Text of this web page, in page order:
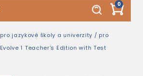
0
pro jazykové školy a univerzity / pro
Evolve 1 Teacher's Edition with Test